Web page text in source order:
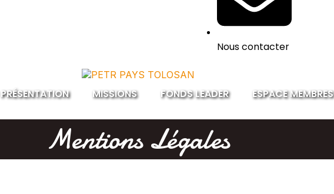
Nous contacter
PRÉSENTATION MISSIONS FONDS LEADER ESPACE MEMBRES
Mentions Légales